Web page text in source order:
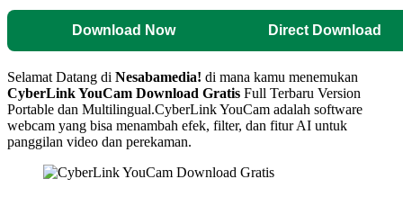
Download Now Direct Download
Selamat Datang di Nesabamedia! di mana kamu menemukan
CyberLink YouCam Download Gratis Full Terbaru Version
Portable dan Multilingual.CyberLink YouCam adalah software
webcam yang bisa menambah efek, filter, dan fitur AI untuk
panggilan video dan perekaman.